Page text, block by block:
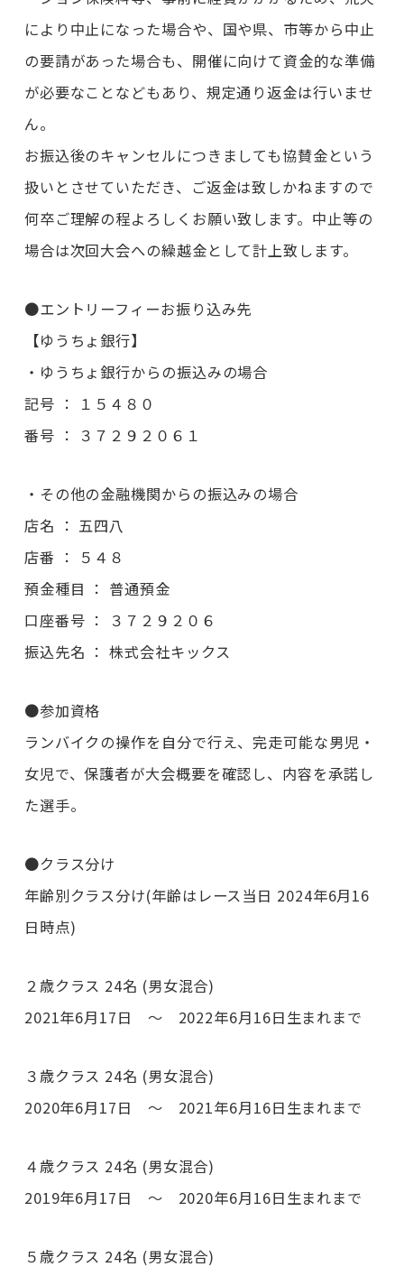
により中止になった場合や、国や県、市等から中止
の要請があった場合も、開催に向けて資金的な準備
が必要なことなどもあり、規定通り返金は行いませ
ん。
お振込後のキャンセルにつきましても協賛金という
扱いとさせていただき、ご返金は致しかねますので
何卒ご理解の程よろしくお願い致します。中止等の
場合は次回大会への繰越金として計上致します。
●エントリーフィーお振り込み先
【ゆうちょ銀行】
・ゆうちょ銀行からの振込みの場合
記号 ： １５４８０
番号 ： ３７２９２０６１
・その他の金融機関からの振込みの場合
店名 ： 五四八
店番 ： ５４８
預金種目 ： 普通預金
口座番号 ： ３７２９２０６
振込先名 ： 株式会社キックス
●参加資格
ランバイクの操作を自分で行え、完走可能な男児・
女児で、保護者が大会概要を確認し、内容を承諾し
た選手。
●クラス分け
年齢別クラス分け(年齢はレース当日 2024年6月16
日時点)
２歳クラス 24名 (男女混合)
2021年6月17日 ～ 2022年6月16日生まれまで
３歳クラス 24名 (男女混合)
2020年6月17日 ～ 2021年6月16日生まれまで
４歳クラス 24名 (男女混合)
2019年6月17日 ～ 2020年6月16日生まれまで
５歳クラス 24名 (男女混合)